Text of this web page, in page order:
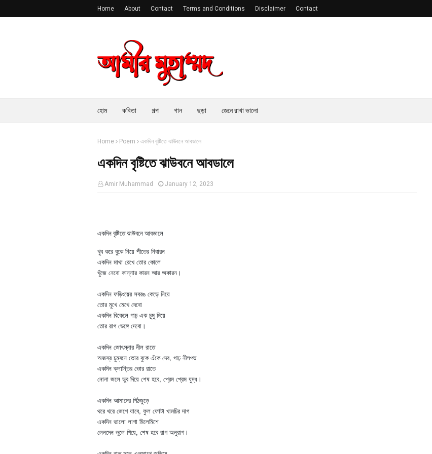
Home About Contact Terms and Conditions Disclaimer Contact
হোম কবিতা গল্প গান ছড়া জেনে রাখা ভালো
Home Poem একদিন বৃষ্টিতে ঝাউবনে আবডালে
একদিন বৃষ্টিতে ঝাউবনে আবডালে
Amir Muhammad January 12, 2023
একদিন বৃষ্টিতে ঝাউবনে আবডালে
খুব করে বুকে নিয়ে শীতের নিবারন
একদিন মাথা রেখে তোর কোলে
খুঁজে নেবো কান্নার কারন আর অকারন।
একদিন ফড়িংয়ের সবরঙ কেড়ে নিয়ে
তোর মুখে মেখে দেবো
একদিন বিকেলে গাঢ় এক চুমু দিয়ে
তোর রাগ ভেঙ্গে দেবো।
একদিন জোৎস্নার নীল রাতে
অজস্র চুম্বনে তোর বুকে এঁকে দেব, গাঢ় নীলপদ্ম
একদিন ক্লান্তির ভোর রাতে
নোনা জলে ডুব দিয়ে শেষ হবে, প্রেম প্রেম যুদ্ধ।
একদিন আমাদের পিঠজুড়ে
থরে থরে জেগে যাবে, ফুল ফোটা খামচির দাগ
একদিন ভালো লাগা মিলেমিশে
লেনদেন ভুলে গিয়ে, শেষ হবে রাগ অনুরাগ।